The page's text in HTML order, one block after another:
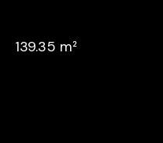
139.35 m²